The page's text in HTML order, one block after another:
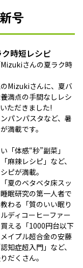
号
時短レシピ
さんの夏ラク時
Mizukiさんに、夏バ
満点の手間なしレシ
ただきました!
パンパスタなど、暑
満載です。
「体感“秒”副菜」
麻辣レシピ」など、
ピが満載。
夏のベタベタ床スッ
眠研究の第一人者で
わる「質のいい眠り
ディコーヒーファー
える「1000円台以下
イプル超合金の安藤
知症超入門」など、
だくさん。